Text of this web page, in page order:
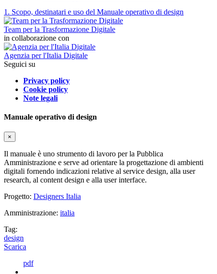
1. Scopo, destinatari e uso del Manuale operativo di design
Team per la Trasformazione Digitale
in collaborazione con
Agenzia per l'Italia Digitale
Seguici su
Privacy policy
Cookie policy
Note legali
Manuale operativo di design
×
Il manuale è uno strumento di lavoro per la Pubblica
Amministrazione e serve ad orientare la progettazione di ambienti
digitali fornendo indicazioni relative al service design, alla user
research, al content design e alla user interface.
Progetto: Designers Italia
Amministrazione: italia
Tag:
design
Scarica
pdf